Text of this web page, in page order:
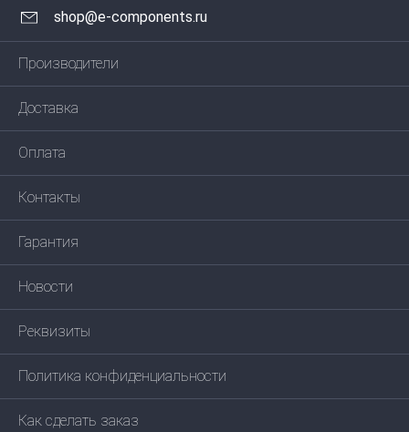
shop@e-components.ru
Производители
Доставка
Оплата
Контакты
Гарантия
Новости
Реквизиты
Политика конфиденциальности
Как сделать заказ